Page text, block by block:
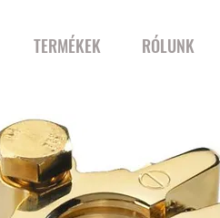
TERMÉKEK RÓLUNK